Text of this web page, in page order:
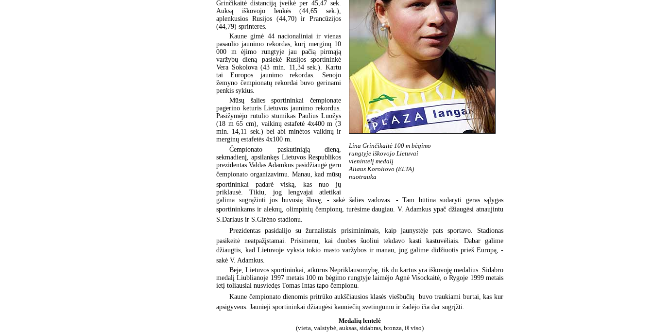
Lina Grinčikaitė 100 m bėgimo
rungtyje iškovojo Lietuvai
vienintelį medalį
Aliaus Koroliovo (ELTA)
nuotrauka
Grinčikaitė distanciją įveikė per 45,47 sek.
Auksą iškovojo lenkės (44,65 sek.),
aplenkusios Rusijos (44,70) ir Prancūzijos
(44,79) sprinteres.
Kaune gimė 44 nacionaliniai ir vienas
pasaulio jaunimo rekordas, kurį merginų 10
000 m ėjimo rungtyje jau pačią pirmąją
varžybų dieną pasiekė Rusijos sportininkė
Vera Sokolova (43 min. 11,34 sek.). Kartu
tai Europos jaunimo rekordas. Senojo
žemyno čempionatų rekordai buvo gerinami
penkis sykius.
Mūsų šalies sportininkai čempionate
pagerino keturis Lietuvos jaunimo rekordus.
Pasižymėjo rutulio stūmikas Paulius Luožys
(18 m 65 cm), vaikinų estafetė 4x400 m (3
min. 14,11 sek.) bei abi minėtos vaikinų ir
merginų estafetės 4x100 m.
Čempionato paskutiniąją dieną,
sekmadienį, apsilankęs Lietuvos Respublikos
prezidentas Valdas Adamkus pasidžiaugė geru
čempionato organizavimu. Manau, kad mūsų
sportininkai padarė viską, kas nuo jų
priklausė. Tikiu, jog lengvajai atletikai
galima sugrąžinti jos buvusią šlovę, - sakė šalies vadovas. - Tam būtina sudaryti geras sąlygas
sportininkams ir aleknų, olimpinių čempionų, turėsime daugiau. V. Adamkus ypač džiaugėsi atnaujintu
S.Dariaus ir S.Girėno stadionu.
Prezidentas pasidalijo su žurnalistais prisiminimais, kaip jaunystėje pats sportavo. Stadionas
pasikeitė neatpažįstamai. Prisimenu, kai duobes šuoliui tekdavo kasti kastuvėliais. Dabar galime
džiaugtis, kad Lietuvoje vyksta tokio masto varžybos ir manau, jog galime didžiuotis prieš Europą, -
sakė V. Adamkus.
Beje, Lietuvos sportininkai, atkūrus Nepriklausomybę, tik du kartus yra iškovoję medalius. Sidabro
medalį Liublianoje 1997 metais 100 m bėgimo rungtyje laimėjo Agnė Visockaitė, o Rygoje 1999 metais
ietį toliausiai nusviedęs Tomas Intas tapo čempionu.
Kaune čempionato dienomis pritrūko aukščiausios klasės viešbučių  buvo traukiami burtai, kas kur
apsigyvens. Jaunieji sportininkai džiaugėsi kauniečių svetingumu ir žadėjo čia dar sugrįžti.
Medalių lentelė
(vieta, valstybė, auksas, sidabras, bronza, iš viso)